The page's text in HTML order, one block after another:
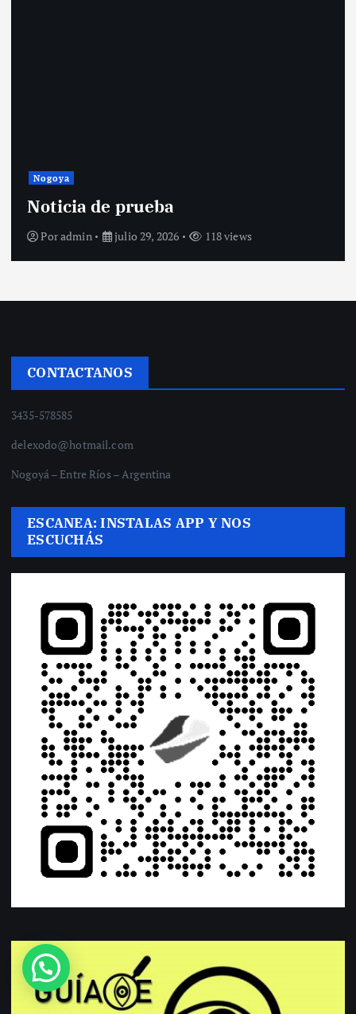
NARCOMENUDEO
Poradmin agosto 7, 2026
CONTACTANOS
3435-578585
delexodo@hotmail.com
Nogoyá – Entre Ríos – Argentina
ESCANEA: INSTALAS APP Y NOS
ESCUCHÁS